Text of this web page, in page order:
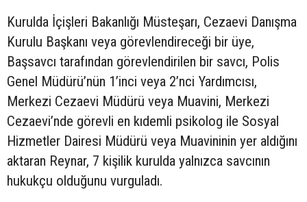
Kurulda İçişleri Bakanlığı Müsteşarı, Cezaevi Danışma
Kurulu Başkanı veya görevlendireceği bir üye,
Başsavcı tarafından görevlendirilen bir savcı, Polis
Genel Müdürü’nün 1’inci veya 2’nci Yardımcısı,
Merkezi Cezaevi Müdürü veya Muavini, Merkezi
Cezaevi’nde görevli en kıdemli psikolog ile Sosyal
Hizmetler Dairesi Müdürü veya Muavininin yer aldığını
aktaran Reynar, 7 kişilik kurulda yalnızca savcının
hukukçu olduğunu vurguladı.